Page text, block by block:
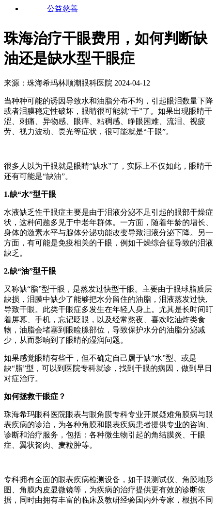
公益慈善
珠海治疗干眼费用，如何判断缺
油还是缺水型干眼症
来源：珠海希玛林顺潮眼科医院 2024-04-12
当种种可能的诱因导致水和油脂分布不均，引起眼泪数量下降
或者泪膜稳定性破坏，眼睛很可能就“干”了。如果出现眼睛干
涩、刺痛、异物感、眼痒、粘稠感、睁眼困难、流泪、视疲
劳、视力波动、畏光等症状，很可能就是“干眼”。
很多人以为干眼就是眼睛“缺水”了，实际上不仅如此，眼睛干
还有可能是“缺油”。
1.缺“水”型干眼
水液缺乏性干眼症主要是由于泪液分泌不足引起的眼部干燥症
状，这种问题多见于中老年群体。一方面，随着年龄的增长、
身体的激素水平与腺体分泌功能改变导致泪液分泌下降。另一
方面，有可能是免疫相关的干眼，例如干燥综合征导致的泪液
缺乏。
2.缺“油”型干眼
又称缺“脂”型干眼，是蒸发过快型干眼。主要由于眼球脂质层
缺损，泪膜中缺少了能够把水分留住的油脂，泪液蒸发过快,
导致干眼。此类干眼症多发生在年轻人身上。尤其是长时间盯
着屏幕、手机，忘记眨眼，以及经常熬夜、喜欢吃油炸类食
物，油脂会堵塞到眼睑腺部位，导致保护水分的油脂分泌减
少，从而影响到了眼睛的湿润问题。
如果感觉眼睛有些干，但不确定自己属于缺“水”型、或是
缺“脂”型，可以到医院专科就诊，找到干眼的病因，做到早日
对症治疗。
如何拯救干眼症？
珠海希玛眼科医院眼表与眼角膜专科专业开展疑难角膜病与眼
表疾病的诊治，为各种角膜和眼表疾病患者提供专业的咨询、
诊断和治疗服务，包括：各种微生物引起的角结膜炎、干眼
症、翼状胬肉、麦粒肿等。
专科拥有全面的眼表疾病检测设备，如干眼测试仪、角膜地形
图、角膜内皮显微镜等，为疾病的治疗提供更有效的诊断依
据，同时由拥有丰富的临床及教研经验国内外专家，根据不同